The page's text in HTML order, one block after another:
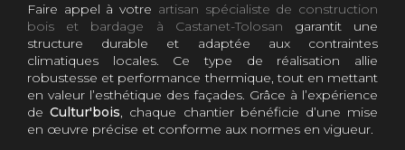
Faire appel à votre artisan spécialiste de construction
bois et bardage à Castanet-Tolosan garantit une
structure durable et adaptée aux contraintes
climatiques locales. Ce type de réalisation allie
robustesse et performance thermique, tout en mettant
en valeur l’esthétique des façades. Grâce à l’expérience
deCultur'bois, chaque chantier bénéficie d’une mise
en œuvre précise et conforme aux normes en vigueur.